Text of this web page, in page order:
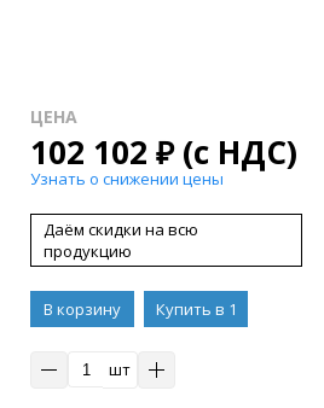
ЦЕНА
102 102 ₽(с НДС)
Узнать о снижении цены
Даём скидки на всю
продукцию
В корзину
Купить в 1
шт